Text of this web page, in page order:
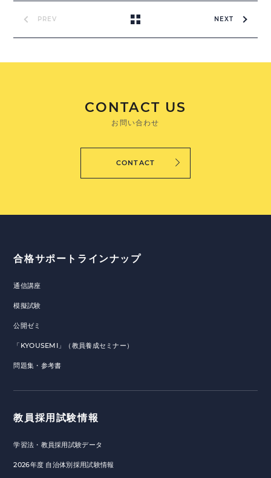
PREV NEXT
CONTACT US
お問い合わせ
CONTACT
合格サポートラインナップ
通信講座
模擬試験
公開ゼミ
「KYOUSEMI」（教員養成セミナー）
問題集・参考書
教員採用試験情報
学習法・教員採用試験データ
2026年度 自治体別採用試験情報